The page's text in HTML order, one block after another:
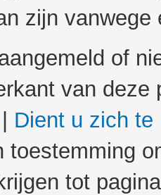
zijn
of
van
Dient u zich te
toestemming
tot